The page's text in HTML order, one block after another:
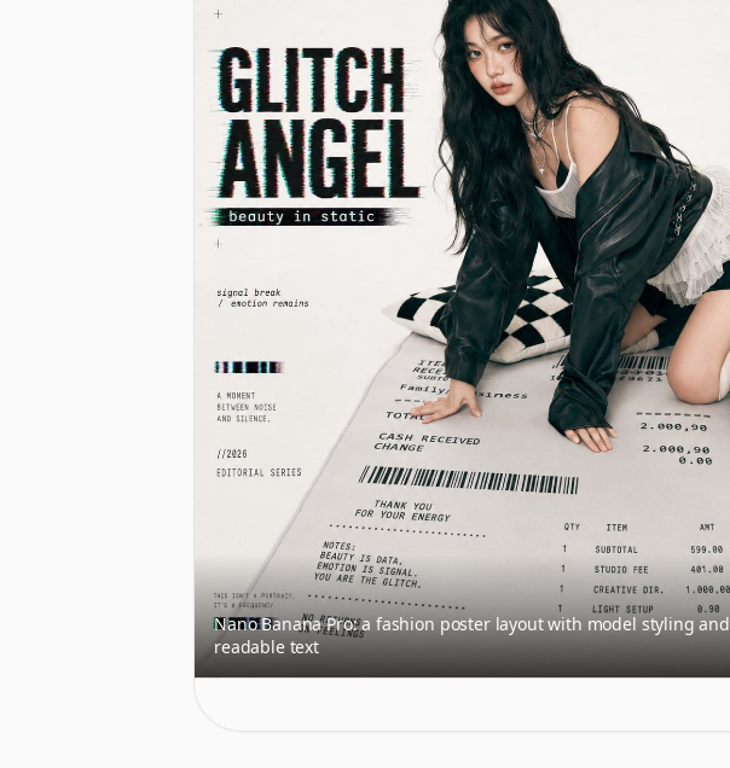
Nano Banana Pro: a fashion poster layout with model styling and
readable text